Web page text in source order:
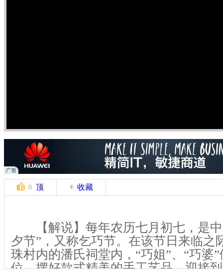
0 顶 收藏
【解说】每年农历七月初七，是中
夕节”，又称乞巧节。在该节日来临之
珠村内的潘氏祠堂内，“巧姐”、“巧婆
位，摆好款式精美的手工艺品，迎接